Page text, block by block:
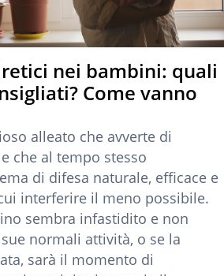
nei bambini: quali
Come vanno
alleato che avverte di
che al tempo stesso
di difesa naturale, efficace e
interferire il meno possibile.
sembra infastidito e non
normali attività, o se la
sarà il momento di